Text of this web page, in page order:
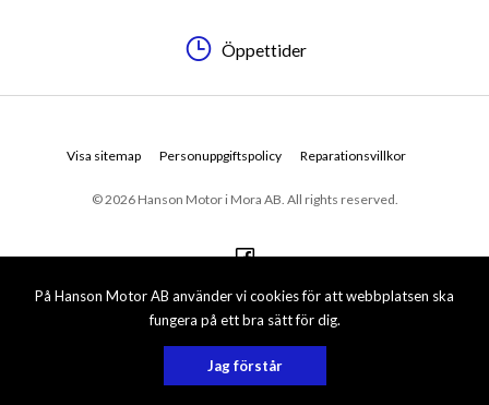
På Hanson Motor AB använder vi cookies för att webbplatsen ska
fungera på ett bra sätt för dig.
Jag förstår
Öppettider
© 2026 Hanson Motor i Mora AB. All rights reserved.
Visa sitemap Personuppgiftspolicy Reparationsvillkor